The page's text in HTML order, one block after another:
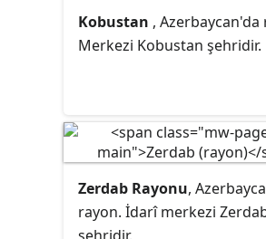
Kobustan , Azerbaycan'da
Merkezi Kobustan şehridir.
Zerdab Rayonu,
rayon. İdarî merkezi